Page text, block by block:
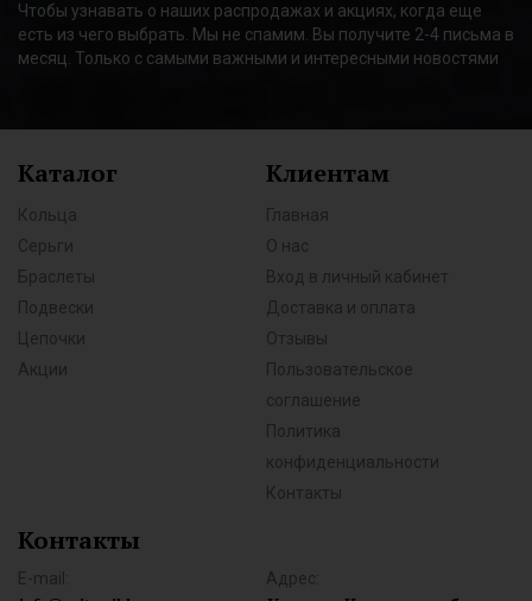
Чтобы узнавать о наших распродажах и акциях, когда еще
есть из чего выбрать. Мы не спамим. Вы получите 2-4 письма в
месяц. Только с самыми важными и интересными новостями
Каталог
Кольца
Серьги
Браслеты
Подвески
Цепочки
Акции
Клиентам
Главная
О нас
Вход в личный кабинет
Доставка и оплата
Отзывы
Пользовательское
соглашение
Политика
конфиденциальности
Контакты
Контакты
E-mail: Адрес: